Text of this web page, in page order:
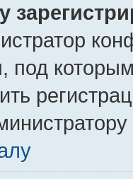
под